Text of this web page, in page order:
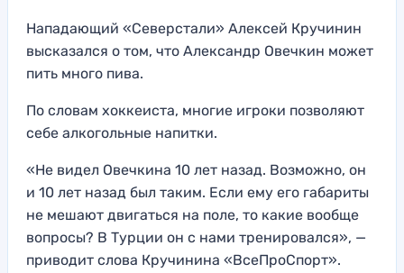
Нападающий «Северстали» Алексей Кручинин
высказался о том, что Александр Овечкин может
пить много пива.
По словам хоккеиста, многие игроки позволяют
себе алкогольные напитки.
«Не видел Овечкина 10 лет назад. Возможно, он
и 10 лет назад был таким. Если ему его габариты
не мешают двигаться на поле, то какие вообще
вопросы? В Турции он с нами тренировался», —
приводит слова Кручинина «ВсеПроСпорт».